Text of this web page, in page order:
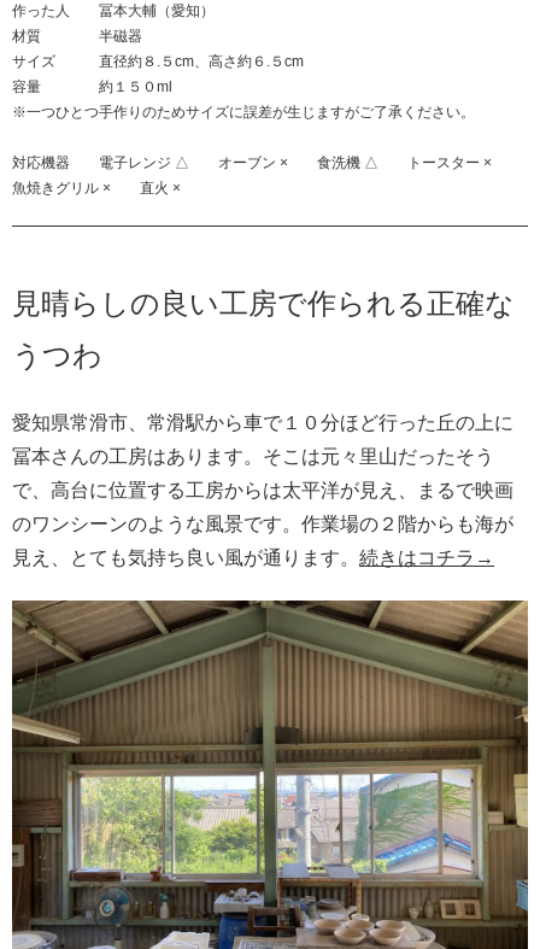
作った人 冨本大輔（愛知）
材質 半磁器
サイズ 直径約８.５cm、高さ約６.５cm
容量 約１５０ml
※一つひとつ手作りのためサイズに誤差が生じますがご了承ください。
対応機器 電子レンジ △ オーブン × 食洗機 △ トースター ×
魚焼きグリル × 直火 ×
見晴らしの良い工房で作られる正確な
うつわ
愛知県常滑市、常滑駅から車で１０分ほど行った丘の上に
冨本さんの工房はあります。そこは元々里山だったそう
で、高台に位置する工房からは太平洋が見え、まるで映画
のワンシーンのような風景です。作業場の２階からも海が
見え、とても気持ち良い風が通ります。 続きはコチラ→